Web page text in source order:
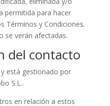
permitida para hacer
Términos y Condiciones.
se verán afectadas.
del contacto
está gestionado por
S.L..
en relación a estos